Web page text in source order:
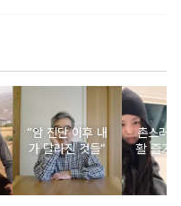
“암 진단 이후 내
가 달라진 것들”
촌스러
활 즐기